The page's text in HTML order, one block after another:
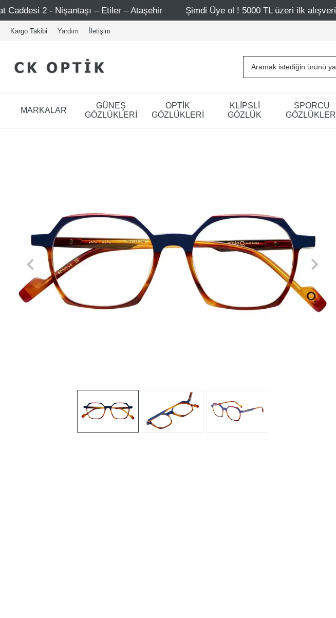
– Etiler – Ataşehir Şimdi Üye ol ! 5000 TL üzeri ilk alışverişinde 500 TL indirim
Kargo Takibi Yardım İletişim
MARKALAR
GÜNEŞ
GÖZLÜKLERİ
OPTİK
GÖZLÜKLERİ
KLİPSLİ
GÖZLÜK
SPORCU
GÖZLÜKLERİ